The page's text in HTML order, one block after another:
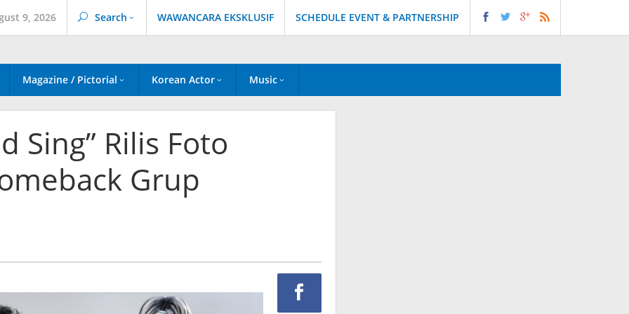
9, 2026 Search WAWANCARA EKSKLUSIF SCHEDULE EVENT & PARTNERSHIP
Magazine / Pictorial Korean Actor Music
Sing” Rilis Foto
Grup